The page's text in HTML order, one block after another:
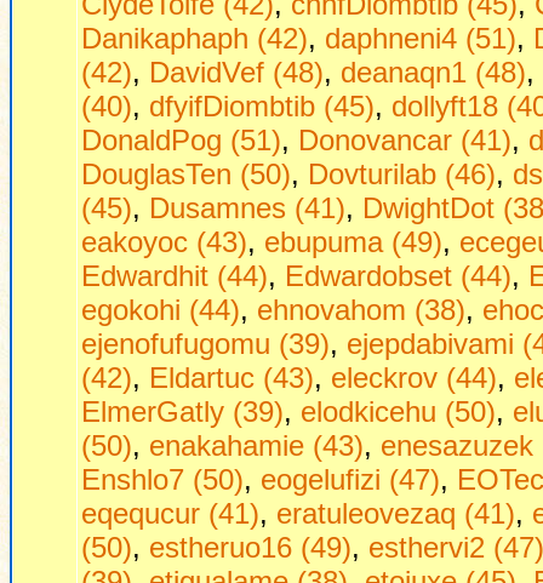
Danikaphaph (42), daphneni4 (51),
(42), DavidVef (48), deanaqn1 (48),
(40), dfyifDiombtib (45), dollyft18
DonaldPog (51), Donovancar (41),
DouglasTen (50), Dovturilab (46),
(45), Dusamnes (41), DwightDot
eakoyoc (43), ebupuma (49),
Edwardhit (44), Edwardobset (44),
egokohi (44), ehnovahom (38),
ejenofufugomu (39), ejepdabivami
(42), Eldartuc (43), eleckrov (44),
ElmerGatly (39), elodkicehu (50),
(50), enakahamie (43), enesazuzek
Enshlo7 (50), eogelufizi (47),
eqequcur (41), eratuleovezaq (41),
(50), estheruo16 (49), esthervi2 (47)